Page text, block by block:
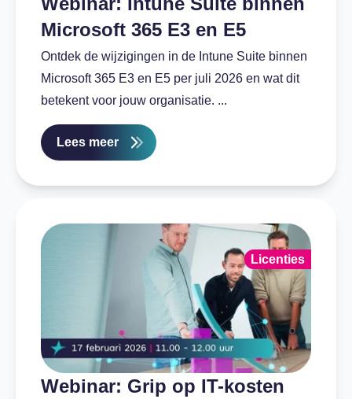
Microsoft 365 E3 en E5
Ontdek de wijzigingen in de Intune Suite binnen
Microsoft 365 E3 en E5 per juli 2026 en wat dit
betekent voor jouw organisatie. ...
Lees meer
Webinar: Grip op IT-kosten
Licenties